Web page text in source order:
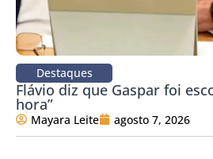
Destaques
Flávio diz que Gaspar foi
hora”
Mayara Leite agosto 7, 2026